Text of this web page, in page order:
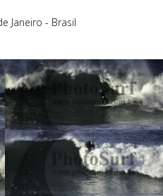
Janeiro - Brasil